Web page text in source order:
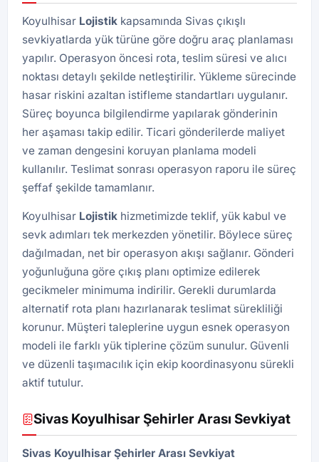
Koyulhisar Lojistik kapsamında Sivas çıkışlı
sevkiyatlarda yük türüne göre doğru araç planlaması
yapılır. Operasyon öncesi rota, teslim süresi ve alıcı
noktası detaylı şekilde netleştirilir. Yükleme sürecinde
hasar riskini azaltan istifleme standartları uygulanır.
Süreç boyunca bilgilendirme yapılarak gönderinin
her aşaması takip edilir. Ticari gönderilerde maliyet
ve zaman dengesini koruyan planlama modeli
kullanılır. Teslimat sonrası operasyon raporu ile süreç
şeffaf şekilde tamamlanır.
Koyulhisar Lojistik hizmetimizde teklif, yük kabul ve
sevk adımları tek merkezden yönetilir. Böylece süreç
dağılmadan, net bir operasyon akışı sağlanır. Gönderi
yoğunluğuna göre çıkış planı optimize edilerek
gecikmeler minimuma indirilir. Gerekli durumlarda
alternatif rota planı hazırlanarak teslimat sürekliliği
korunur. Müşteri taleplerine uygun esnek operasyon
modeli ile farklı yük tiplerine çözüm sunulur. Güvenli
ve düzenli taşımacılık için ekip koordinasyonu sürekli
aktif tutulur.
Sivas Koyulhisar Şehirler Arası Sevkiyat
Sivas Koyulhisar Şehirler Arası Sevkiyat